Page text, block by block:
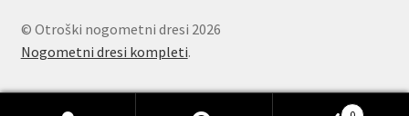
© Otroški nogometni dresi 2026
Nogometni dresi kompleti.